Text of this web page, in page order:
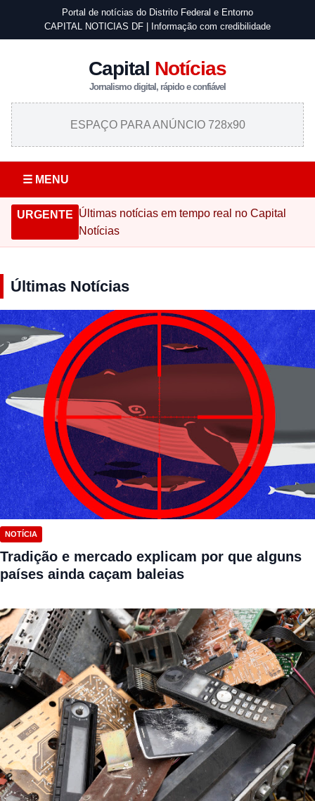
Portal de notícias do Distrito Federal e Entorno
CAPITAL NOTICIAS DF | Informação com credibilidade
Capital Notícias
Jornalismo digital, rápido e confiável
ESPAÇO PARA ANÚNCIO 728x90
☰ MENU
URGENTE Últimas notícias em tempo real no Capital
Notícias
Últimas Notícias
NOTÍCIA
Tradição e mercado explicam por que alguns
países ainda caçam baleias